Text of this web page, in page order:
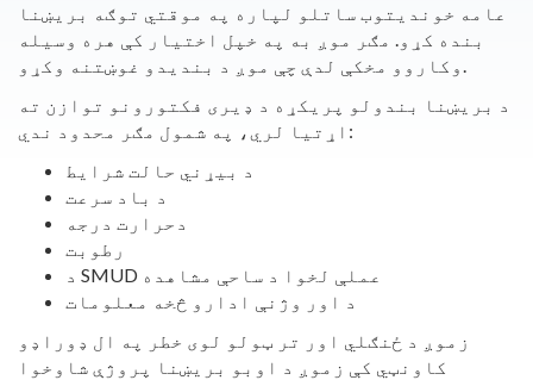
عامه خوندیتوب ساتلو لپاره په موقتي توګه بریښنا
بنده کړو. مګر موږ به په خپل اختیار کې هره وسیله
وکاروو مخکې لدې چې موږ د بندیدو غوښتنه وکړو.
د بریښنا بندولو پریکړه د ډیری فکتورونو توازن ته
اړتیا لري، په شمول مګر محدود ندي:
د بیړني حالت شرایط
د باد سرعت
دحرارت درجه
رطوبت
د اور وژنې ادارو څخه معلومات
زموږ د ځنګلي اور تر ټولو لوی خطر په ال ډوراډو
کاونټي کې زموږ د اوبو بریښنا پروژې شاوخوا